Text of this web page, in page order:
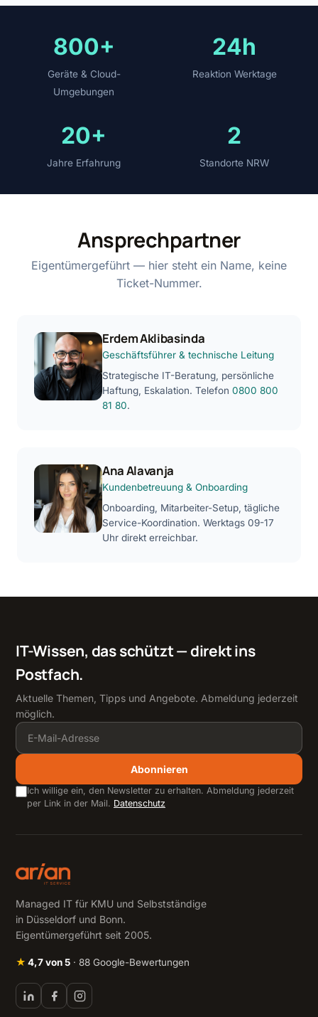
800+
Geräte & Cloud-
Umgebungen
24h
Reaktion Werktage
20+
Jahre Erfahrung
2
Standorte NRW
Ansprechpartner
Eigentümergeführt — hier steht ein Name, keine
Ticket-Nummer.
Erdem Aklibasinda
Geschäftsführer & technische Leitung
Strategische IT-Beratung, persönliche
Haftung, Eskalation. Telefon 0800 800
81 80.
Ana Alavanja
Kundenbetreuung & Onboarding
Onboarding, Mitarbeiter-Setup, tägliche
Service-Koordination. Werktags 09-17
Uhr direkt erreichbar.
IT-Wissen, das schützt — direkt ins
Postfach.
Aktuelle Themen, Tipps und Angebote. Abmeldung jederzeit
möglich.
Abonnieren
Ich willige ein, den Newsletter zu erhalten. Abmeldung jederzeit
per Link in der Mail. Datenschutz
Managed IT für KMU und Selbstständige
in Düsseldorf und Bonn.
Eigentümergeführt seit 2005.
★ 4,7 von 5· 88 Google-Bewertungen